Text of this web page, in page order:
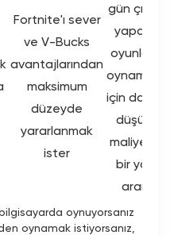
Fortnite'ı sever
ve V-Bucks
avantajlarından
maksimum
düzeyde
yararlanmak
ister
gün çıkış
yapan
oyunları
oynamak
için daha
düşük
maliyetli
bir yol
arar
oynuyorsanız
oynamak istiyorsanız,